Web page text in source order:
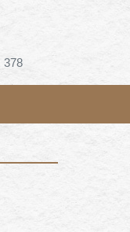
378